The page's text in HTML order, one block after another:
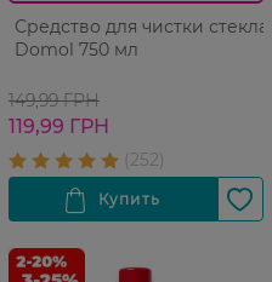
Средство для чистки стекла
Domol 750 мл
149,99 ГРН
119,99 ГРН